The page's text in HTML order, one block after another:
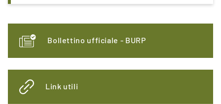
Bollettino ufficiale - BURP
Link utili